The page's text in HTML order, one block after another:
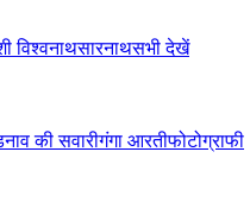
विश्वनाथसारनाथसभी देखें
नाव की सवारीगंगा आरतीफोटोग्राफी